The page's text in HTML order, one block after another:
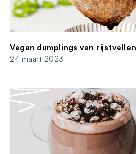
Vegan dumplings van rijstvellen
24 maart 2023